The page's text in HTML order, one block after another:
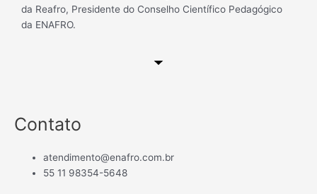
da Reafro, Presidente do Conselho Científico Pedagógico
da ENAFRO.
Contato
atendimento@enafro.com.br
55 11 98354-5648